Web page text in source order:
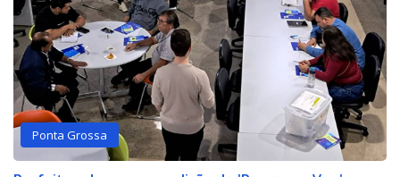
Ponta Grossa